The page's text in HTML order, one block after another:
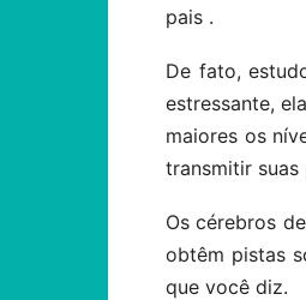
pais .
De fato,
estressante,
maiores os
transmitir suas
Os cérebros
obtêm pistas
que você diz.